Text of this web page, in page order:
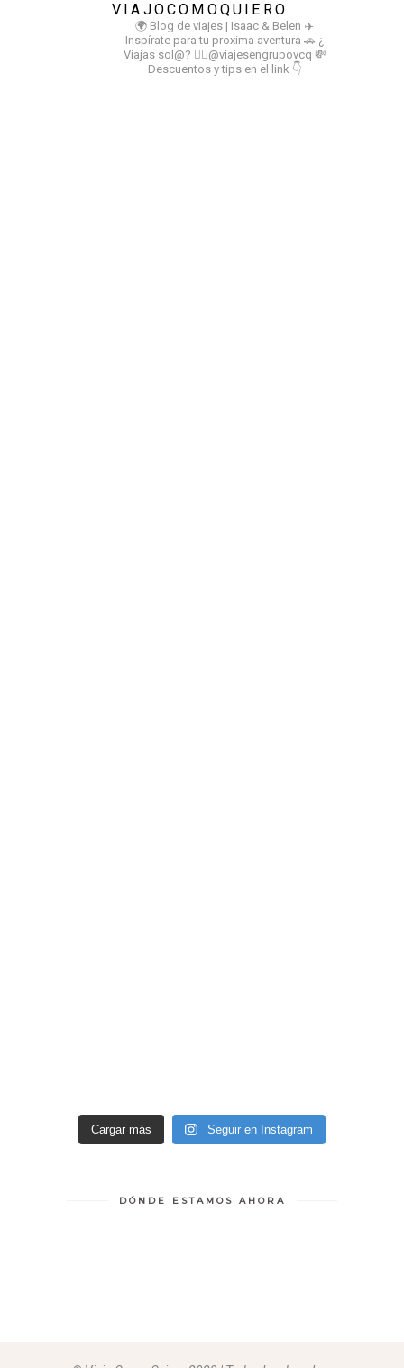
VIAJOCOMOQUIERO
🌍 Blog de viajes | Isaac & Belen ✈️
Inspírate para tu proxima aventura 🚗 ¿
Viajas sol@? 👉🏻@viajesengrupovcq 💸
Descuentos y tips en el link 👇
Cargar más Seguir en Instagram
DÓNDE ESTAMOS AHORA